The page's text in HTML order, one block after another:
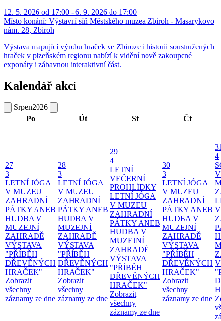
12. 5. 2026 od 17:00 - 6. 9. 2026 do 17:00
Místo konání: Výstavní síň Městského muzea Zbiroh - Masarykovo
nám. 28, Zbiroh
Výstava mapující výrobu hraček ve Zbiroze i historii soustružených
hraček v plzeňském regionu nabízí k vidění nově zakoupené
exponáty i zábavnou interaktivní část.
Kalendář akcí
Srpen2026
Po
Út St Čt
27
3
LETNÍ JÓGA
V MUZEU
ZAHRADNÍ
PÁTKY ANEB
HUDBA V
MUZEJNÍ
ZAHRADĚ
VÝSTAVA
"PŘÍBĚH
DŘEVĚNÝCH
HRAČEK"
Zobrazit
všechny
záznamy ze dne
28
3
LETNÍ JÓGA
V MUZEU
ZAHRADNÍ
PÁTKY ANEB
HUDBA V
MUZEJNÍ
ZAHRADĚ
VÝSTAVA
"PŘÍBĚH
DŘEVĚNÝCH
HRAČEK"
Zobrazit
všechny
záznamy ze dne
29
4
LETNÍ
VEČERNÍ
PROHLÍDKY
LETNÍ JÓGA
V MUZEU
ZAHRADNÍ
PÁTKY ANEB
HUDBA V
MUZEJNÍ
ZAHRADĚ
VÝSTAVA
"PŘÍBĚH
DŘEVĚNÝCH
HRAČEK"
Zobrazit
všechny
záznamy ze dne
30
3
LETNÍ JÓGA
V MUZEU
ZAHRADNÍ
PÁTKY ANEB
HUDBA V
MUZEJNÍ
ZAHRADĚ
VÝSTAVA
"PŘÍBĚH
DŘEVĚNÝCH
HRAČEK"
Zobrazit
všechny
záznamy ze dne
4